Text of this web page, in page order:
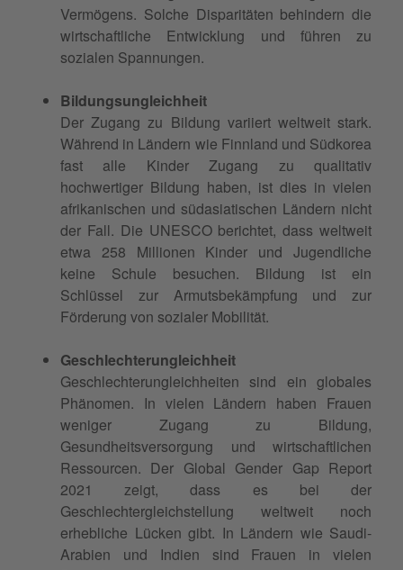
Vermögens. Solche Disparitäten behindern die
wirtschaftliche Entwicklung und führen zu
sozialen Spannungen.
Bildungsungleichheit
Der Zugang zu Bildung variiert weltweit stark.
Während in Ländern wie Finnland und Südkorea
fast alle Kinder Zugang zu qualitativ
hochwertiger Bildung haben, ist dies in vielen
afrikanischen und südasiatischen Ländern nicht
der Fall. Die UNESCO berichtet, dass weltweit
etwa 258 Millionen Kinder und Jugendliche
keine Schule besuchen. Bildung ist ein
Schlüssel zur Armutsbekämpfung und zur
Förderung von sozialer Mobilität.
Geschlechterungleichheit
Geschlechterungleichheiten sind ein globales
Phänomen. In vielen Ländern haben Frauen
weniger Zugang zu Bildung,
Gesundheitsversorgung und wirtschaftlichen
Ressourcen. Der Global Gender Gap Report
2021 zeigt, dass es bei der
Geschlechtergleichstellung weltweit noch
erhebliche Lücken gibt. In Ländern wie Saudi-
Arabien und Indien sind Frauen in vielen